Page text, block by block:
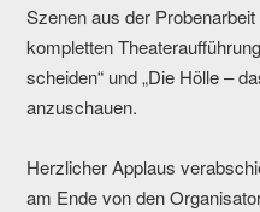
Szenen aus der
kompletten
scheiden“ und „Die Hölle –
anzuschauen.
Herzlicher Applaus
am Ende von den